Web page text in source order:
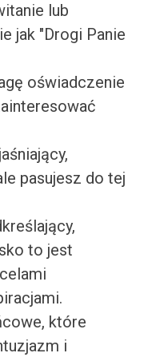
lub
jak "Drogi Panie
oświadczenie
pasujesz do tej
to jest
które
i